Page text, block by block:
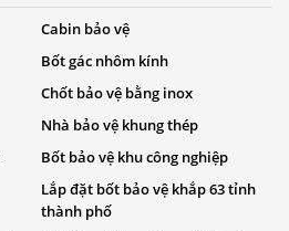
Cabin bảo vệ
Bốt gác nhôm kính
Chốt bảo vệ bằng inox
Nhà bảo vệ khung thép
Bốt bảo vệ khu công nghiệp
Lắp đặt bốt bảo vệ khắp 63 tỉnh
thành phố